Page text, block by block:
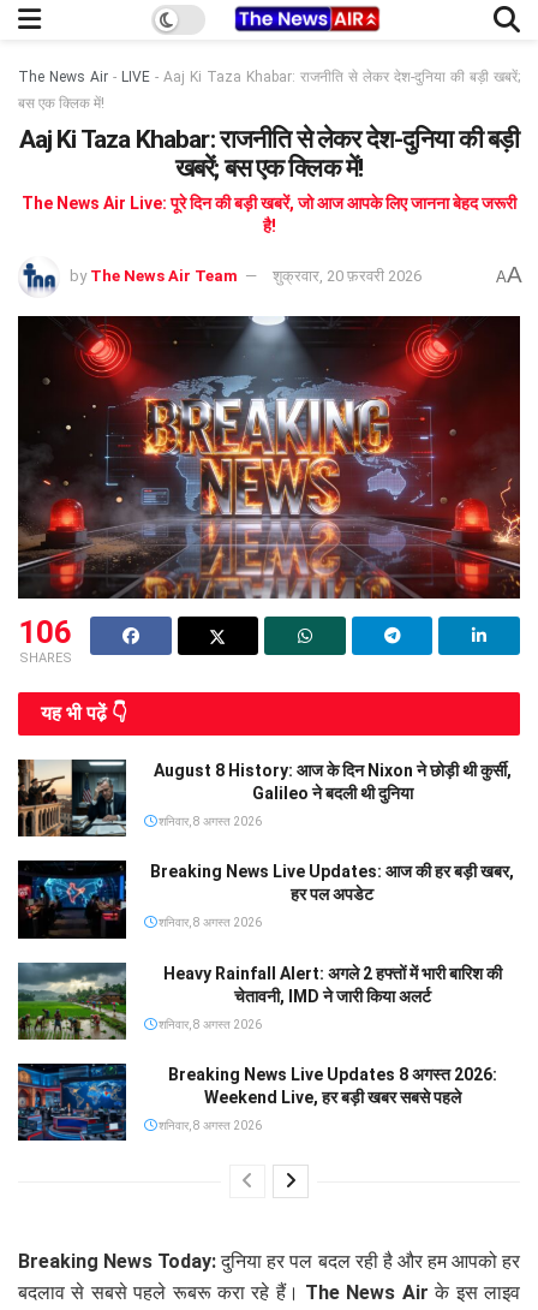
The News Air - LIVE - Aaj Ki Taza Khabar: राजनीति से लेकर देश-दुनिया की बड़ी खबरें;
बस एक क्लिक में!
Aaj Ki Taza Khabar: राजनीति से लेकर देश-दुनिया की बड़ी
खबरें; बस एक क्लिक में!
The News Air Live: पूरे दिन की बड़ी खबरें, जो आज आपके लिए जानना बेहद जरूरी
है!
by The News Air Team शुक्रवार, 20 फ़रवरी 2026 AA
106
SHARES
यह भी पढे़ं 👇
August 8 History: आज के दिन Nixon ने छोड़ी थी कुर्सी,
Galileo ने बदली थी दुनिया
शनिवार, 8 अगस्त 2026
Breaking News Live Updates: आज की हर बड़ी खबर,
हर पल अपडेट
शनिवार, 8 अगस्त 2026
Heavy Rainfall Alert: अगले 2 हफ्तों में भारी बारिश की
चेतावनी, IMD ने जारी किया अलर्ट
शनिवार, 8 अगस्त 2026
Breaking News Live Updates 8 अगस्त 2026:
Weekend Live, हर बड़ी खबर सबसे पहले
शनिवार, 8 अगस्त 2026
Breaking News Today:दुनिया हर पल बदल रही है और हम आपको हर
बदलाव से सबसे पहले रूबरू करा रहे हैं। The News Air के इस लाइव